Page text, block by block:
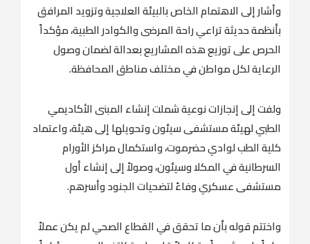
وأشار إلى الاهتمام الخاص بالبيئة العلاجية وتزويد المرافق
بأنظمة حديثة تراعي راحة المرضى والكوادر الطبية، مؤكداً
الحرص على توزيع هذه المشاريع بعدالة لضمان وصول
الرعاية لكل مواطن في مختلف مناطق المحافظة.
ولفت إلى إنجازات نوعية شملت إنشاء المبنى الأكاديمي
الطبي لهيئة مستشفى سيئون وتحويلها إلى هيئة، واعتماد
كلية الطب لوادي حضرموت، واستكمال مراكز الأورام
السرطانية في المكلا وسيئون، وصولاً إلى إنشاء أول
مستشفى عسكري وفاءً لتضحيات الجنود وأسرهم.
واختتم قوله بأن ما تحقق في القطاع الصحي لم يكن عملاً